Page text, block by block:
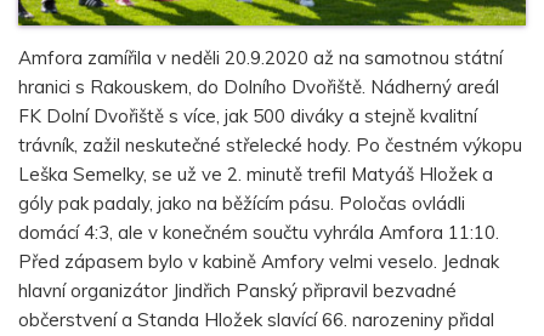
Amfora zamířila v neděli 20.9.2020 až na samotnou státní
hranici s Rakouskem, do Dolního Dvořiště. Nádherný areál
FK Dolní Dvořiště s více, jak 500 diváky a stejně kvalitní
trávník, zažil neskutečné střelecké hody. Po čestném výkopu
Leška Semelky, se už ve 2. minutě trefil Matyáš Hložek a
góly pak padaly, jako na běžícím pásu. Poločas ovládli
domácí 4:3, ale v konečném součtu vyhrála Amfora 11:10.
Před zápasem bylo v kabině Amfory velmi veselo. Jednak
hlavní organizátor Jindřich Panský připravil bezvadné
občerstvení a Standa Hložek slavící 66. narozeniny přidal